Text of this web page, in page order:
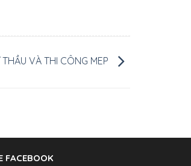
VÀ THI CÔNG MEP
FACEBOOK